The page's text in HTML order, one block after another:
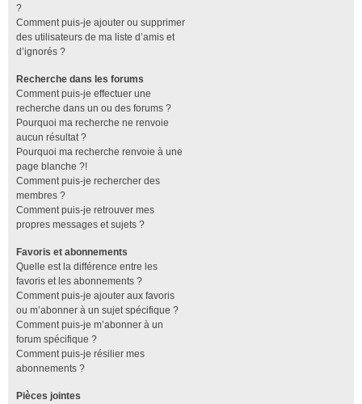
?
Comment puis-je ajouter ou supprimer
des utilisateurs de ma liste d’amis et
d’ignorés ?
Recherche dans les forums
Comment puis-je effectuer une
recherche dans un ou des forums ?
Pourquoi ma recherche ne renvoie
aucun résultat ?
Pourquoi ma recherche renvoie à une
page blanche ?!
Comment puis-je rechercher des
membres ?
Comment puis-je retrouver mes
propres messages et sujets ?
Favoris et abonnements
Quelle est la différence entre les
favoris et les abonnements ?
Comment puis-je ajouter aux favoris
ou m’abonner à un sujet spécifique ?
Comment puis-je m’abonner à un
forum spécifique ?
Comment puis-je résilier mes
abonnements ?
Pièces jointes